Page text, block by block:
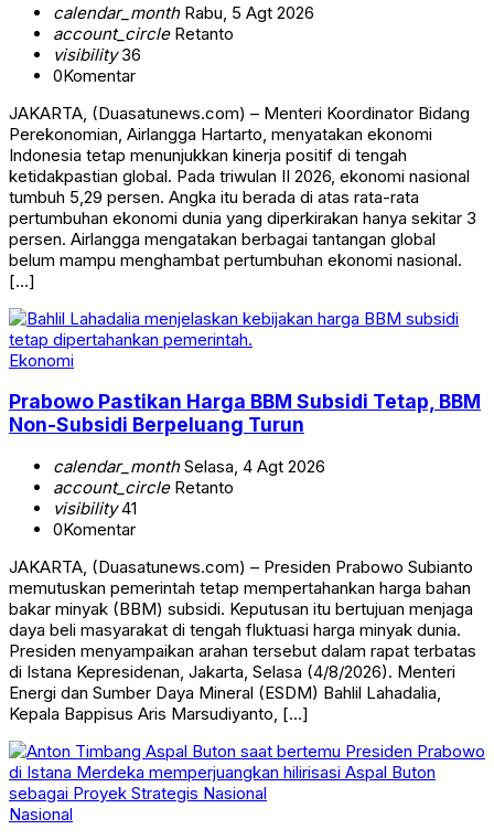
calendar_monthRabu, 5 Agt 2026
account_circleRetanto
visibility36
0Komentar
JAKARTA, (Duasatunews.com) – Menteri Koordinator Bidang
Perekonomian, Airlangga Hartarto, menyatakan ekonomi
Indonesia tetap menunjukkan kinerja positif di tengah
ketidakpastian global. Pada triwulan II 2026, ekonomi nasional
tumbuh 5,29 persen. Angka itu berada di atas rata-rata
pertumbuhan ekonomi dunia yang diperkirakan hanya sekitar 3
persen. Airlangga mengatakan berbagai tantangan global
belum mampu menghambat pertumbuhan ekonomi nasional.
[…]
Ekonomi
Prabowo Pastikan Harga BBM Subsidi Tetap, BBM
Non-Subsidi Berpeluang Turun
calendar_monthSelasa, 4 Agt 2026
account_circleRetanto
visibility41
0Komentar
JAKARTA, (Duasatunews.com) – Presiden Prabowo Subianto
memutuskan pemerintah tetap mempertahankan harga bahan
bakar minyak (BBM) subsidi. Keputusan itu bertujuan menjaga
daya beli masyarakat di tengah fluktuasi harga minyak dunia.
Presiden menyampaikan arahan tersebut dalam rapat terbatas
di Istana Kepresidenan, Jakarta, Selasa (4/8/2026). Menteri
Energi dan Sumber Daya Mineral (ESDM) Bahlil Lahadalia,
Kepala Bappisus Aris Marsudiyanto, […]
Nasional